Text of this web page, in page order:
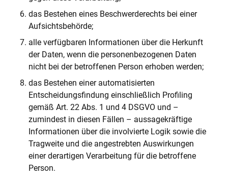
das Bestehen eines Beschwerderechts bei einer
Aufsichtsbehörde;
alle verfügbaren Informationen über die Herkunft
der Daten, wenn die personenbezogenen Daten
nicht bei der betroffenen Person erhoben werden;
das Bestehen einer automatisierten
Entscheidungsfindung einschließlich Profiling
gemäß Art. 22 Abs. 1 und 4 DSGVO und –
zumindest in diesen Fällen – aussagekräftige
Informationen über die involvierte Logik sowie die
Tragweite und die angestrebten Auswirkungen
einer derartigen Verarbeitung für die betroffene
Person.